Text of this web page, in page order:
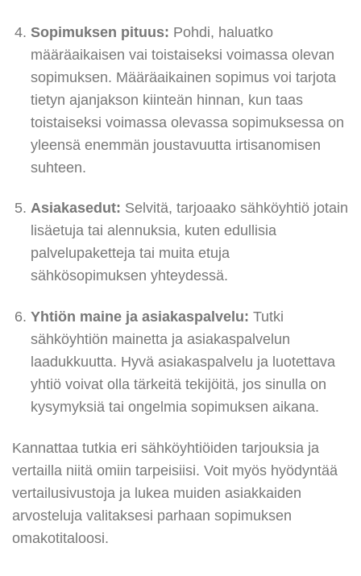
Sopimuksen pituus: Pohdi, haluatko
määräaikaisen vai toistaiseksi voimassa olevan
sopimuksen. Määräaikainen sopimus voi tarjota
tietyn ajanjakson kiinteän hinnan, kun taas
toistaiseksi voimassa olevassa sopimuksessa on
yleensä enemmän joustavuutta irtisanomisen
suhteen.
Asiakasedut: Selvitä, tarjoaako sähköyhtiö jotain
lisäetuja tai alennuksia, kuten edullisia
palvelupaketteja tai muita etuja
sähkösopimuksen yhteydessä.
Yhtiön maine ja asiakaspalvelu: Tutki
sähköyhtiön mainetta ja asiakaspalvelun
laadukkuutta. Hyvä asiakaspalvelu ja luotettava
yhtiö voivat olla tärkeitä tekijöitä, jos sinulla on
kysymyksiä tai ongelmia sopimuksen aikana.
Kannattaa tutkia eri sähköyhtiöiden tarjouksia ja
vertailla niitä omiin tarpeisiisi. Voit myös hyödyntää
vertailusivustoja ja lukea muiden asiakkaiden
arvosteluja valitaksesi parhaan sopimuksen
omakotitaloosi.